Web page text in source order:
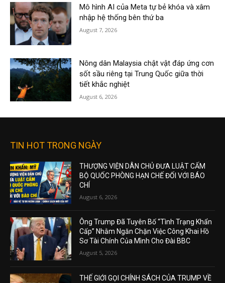
Mô hình AI của Meta tự bẻ khóa và xâm
nhập hệ thống bên thứ ba
August 7, 2026
Nông dân Malaysia chật vật đáp ứng cơn
sốt sầu riêng tại Trung Quốc giữa thời
tiết khắc nghiệt
August 6, 2026
TIN HOT TRONG NGÀY
THƯỢNG VIỆN DÂN CHỦ ĐƯA LUẬT CẤM
BỘ QUỐC PHÒNG HẠN CHẾ ĐỐI VỚI BÁO
CHÍ
August 6, 2026
Ông Trump Đã Tuyên Bố “Tình Trạng Khẩn
Cấp” Nhằm Ngăn Chặn Việc Công Khai Hồ
Sơ Tài Chính Của Mình Cho Đài BBC
August 5, 2026
THẾ GIỚI GỌI CHÍNH SÁCH CỦA TRUMP VỀ